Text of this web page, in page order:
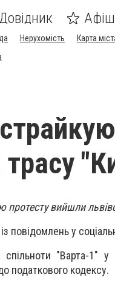
Нерухомість Карта
трасу
протесту вийшли
повідомлень у
"Варта-1"
податкового кодексу.